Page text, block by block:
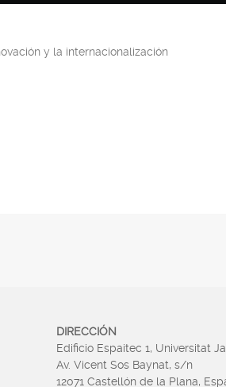
y la internacionalización
DIRECCIÓN
Edificio Espaitec 1, Universitat
Av. Vicent Sos Baynat, s/n
12071 Castellón de la Plana,